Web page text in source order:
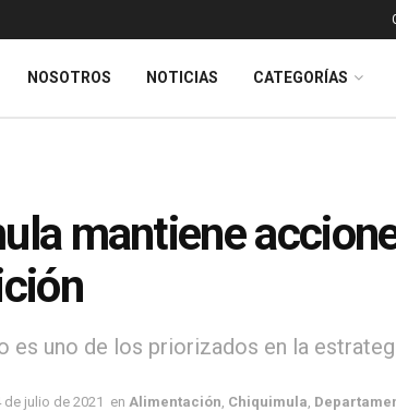
NOSOTROS NOTICIAS CATEGORÍAS
mantiene
es uno de los priorizados en la
de julio de 2021 en Alimentación Chiquimula